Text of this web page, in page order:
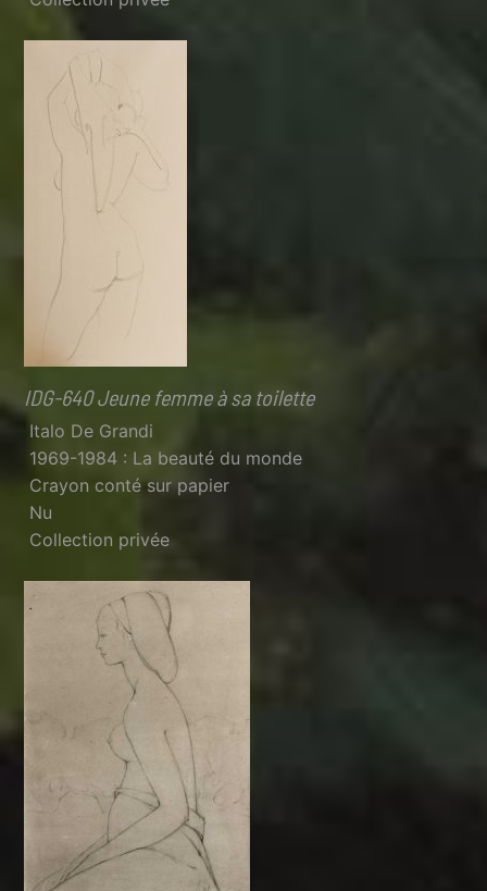
IDG-640 Jeune femme à sa toilette
Italo De Grandi
1969-1984 : La beauté du monde
Crayon conté sur papier
Nu
Collection privée